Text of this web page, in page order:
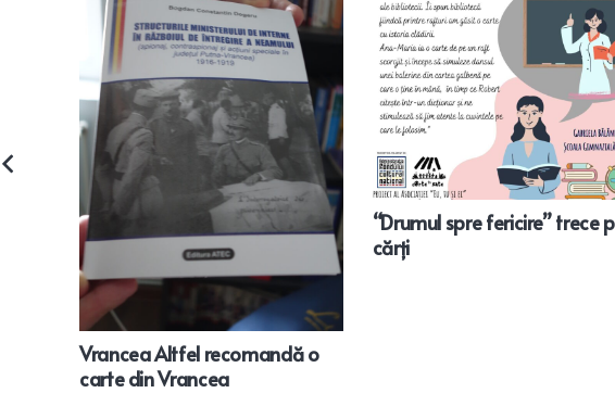
Vrancea Altfel recomandă o
carte din Vrancea
“Drumul spre fericire” trece
cărți